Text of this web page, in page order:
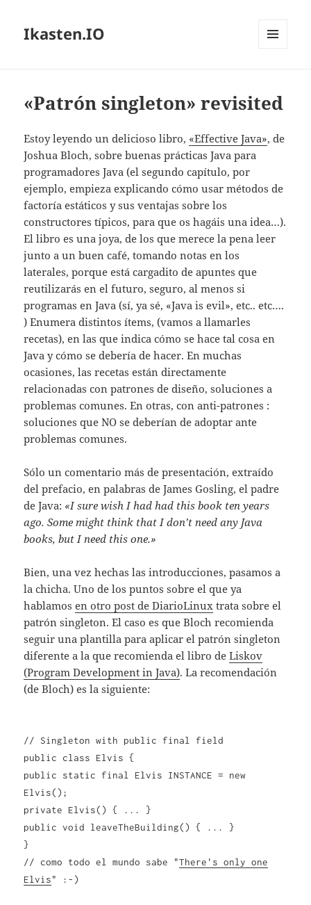
Ikasten.IO
«Patrón singleton» revisited
Estoy leyendo un delicioso libro, «Effective Java», de
Joshua Bloch, sobre buenas prácticas Java para
programadores Java (el segundo capítulo, por
ejemplo, empieza explicando cómo usar métodos de
factoría estáticos y sus ventajas sobre los
constructores típicos, para que os hagáis una idea…).
El libro es una joya, de los que merece la pena leer
junto a un buen café, tomando notas en los
laterales, porque está cargadito de apuntes que
reutilizarás en el futuro, seguro, al menos si
programas en Java (sí, ya sé, «Java is evil», etc.. etc….
) Enumera distintos ítems, (vamos a llamarles
recetas), en las que indica cómo se hace tal cosa en
Java y cómo se debería de hacer. En muchas
ocasiones, las recetas están directamente
relacionadas con patrones de diseño, soluciones a
problemas comunes. En otras, con anti-patrones :
soluciones que NO se deberían de adoptar ante
problemas comunes.
Sólo un comentario más de presentación, extraído
del prefacio, en palabras de James Gosling, el padre
de Java: «I sure wish I had had this book ten years
ago. Some might think that I don’t need any Java
books, but I need this one.»
Bien, una vez hechas las introducciones, pasamos a
la chicha. Uno de los puntos sobre el que ya
hablamosen otro post de DiarioLinux trata sobre el
patrón singleton. El caso es que Bloch recomienda
seguir una plantilla para aplicar el patrón singleton
diferente a la que recomienda el libro deLiskov
(Program Development in Java). La recomendación
(de Bloch) es la siguiente:
// Singleton with public final field
public class Elvis {
public static final Elvis INSTANCE = new
Elvis();
private Elvis() { ... }
public void leaveTheBuilding() { ... }
}
// como todo el mundo sabe "There's only one
Elvis" :-)